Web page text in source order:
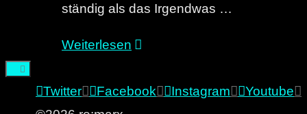
ständig als das Irgendwas …
Weiterlesen
Eden:
Twitter Facebook Instagram
Youtube